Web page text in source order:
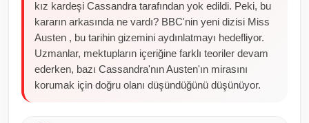
kız kardeşi Cassandra tarafından yok edildi. Peki, bu
kararın arkasında ne vardı? BBC'nin yeni dizisi Miss
Austen , bu tarihin gizemini aydınlatmayı hedefliyor.
Uzmanlar, mektupların içeriğine farklı teoriler devam
ederken, bazı Cassandra'nın Austen'ın mirasını
korumak için doğru olanı düşündüğünü düşünüyor.